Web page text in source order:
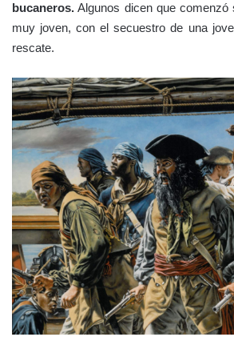
bucaneros. Algunos dicen que comenzó
muy joven, con el secuestro de una
rescate.